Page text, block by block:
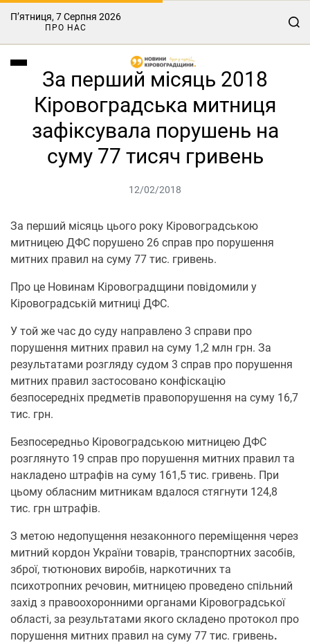
П’ятниця, 7 Серпня 2026
ПРО НАС
За перший місяць 2018
Кіровоградська митниця
зафіксувала порушень на
суму 77 тисяч гривень
12/02/2018
За перший місяць цього року Кіровоградською
митницею ДФС порушено 26 справ про порушення
митних правил на суму 77 тис. гривень.
Про це Новинам Кіровоградщини повідомили у
Кіровоградській митниці ДФС.
У той же час до суду направлено 3 справи про
порушення митних правил на суму 1,2 млн грн. За
результатами розгляду судом 3 справ про порушення
митних правил застосовано конфіскацію
безпосередніх предметів правопорушення на суму 16,7
тис. грн.
Безпосередньо Кіровоградською митницею ДФС
розглянуто 19 справ про порушення митних правил та
накладено штрафів на суму 161,5 тис. гривень. При
цьому обласним митникам вдалося стягнути 124,8
тис. грн штрафів.
З метою недопущення незаконного переміщення через
митний кордон України товарів, транспортних засобів,
зброї, тютюнових виробів, наркотичних та
психотропних речовин, митницею проведено спільний
захід з правоохоронними органами Кіровоградської
області, за результатами якого складено протокол про
порушення митних правил на суму 77 тис. гривень.